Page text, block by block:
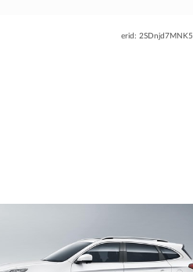
erid: 2SDnjd7MNK5